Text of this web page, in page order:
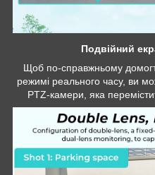
Подвійний
Щоб по-справжньому
режимі реального часу, ви
PTZ-камери, яка